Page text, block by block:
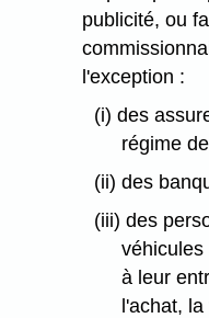
publicité, ou
l'exception :
(i) des
régime
(ii) des
(iii) des
véhicules
à leur
l'achat,